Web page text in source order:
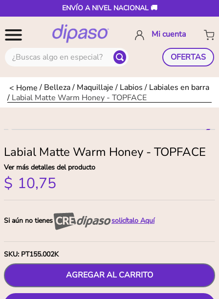
ENVÍO A NIVEL NACIONAL 🚚
¿Buscas algo en especial? OFERTAS
Belleza Maquillaje Labios
Labiales en barra
Labial Matte Warm Honey - TOPFACE
Labial Matte Warm Honey - TOPFACE
Ver más detalles del producto
$ 10,75
Si aún no tienes solicítalo Aquí
SKU: PT155.002K
AGREGAR AL CARRITO